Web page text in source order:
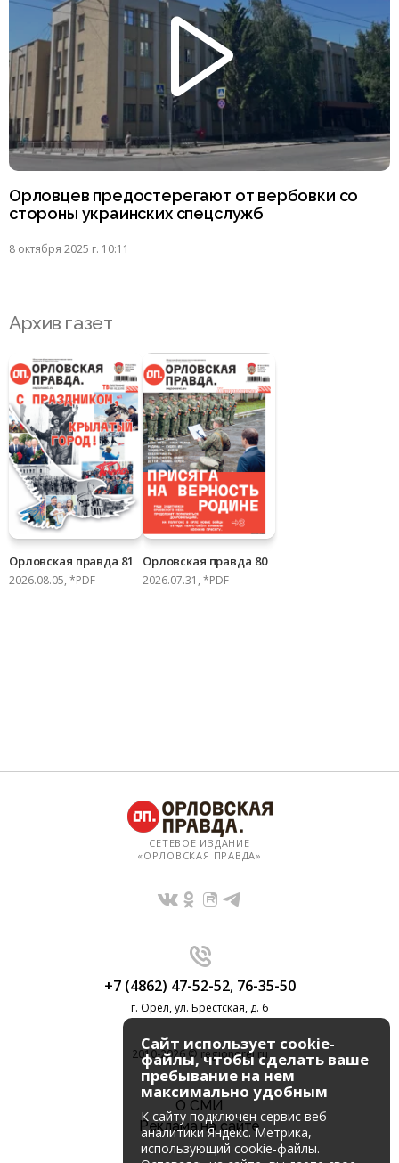
Орловцев предостерегают от вербовки со
стороны украинских спецслужб
8 октября 2025 г. 10:11
Архив газет
Орловская правда 81
2026.08.05, *PDF
Орловская правда 80
2026.07.31, *PDF
СЕТЕВОЕ ИЗДАНИЕ
«ОРЛОВСКАЯ ПРАВДА»
+7 (4862) 47-52-52, 76-35-50
г. Орёл, ул. Брестская, д. 6
2010-2026 © regionorel.ru
О СМИ
Реклама на сайте
Сайт использует cookie-
файлы, чтобы сделать ваше
пребывание на нем
максимально удобным
К cайту подключен сервис веб-
аналитики Яндекс. Метрика,
использующий cookie-файлы.